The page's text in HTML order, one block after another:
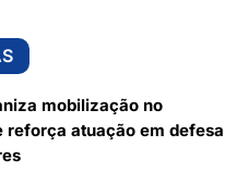
mobilização no
reforça atuação em defesa